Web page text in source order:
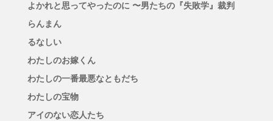
よかれと思ってやったのに 〜男たちの『失敗学』裁判
らんまん
るなしい
わたしのお嫁くん
わたしの一番最悪なともだち
わたしの宝物
アイのない恋人たち